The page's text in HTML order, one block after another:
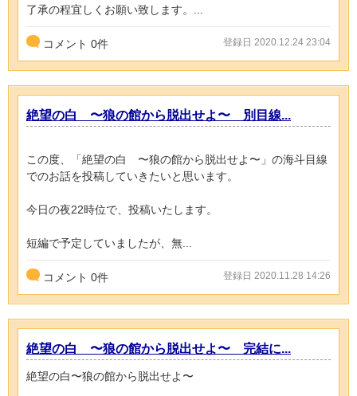
了承の程宜しくお願い致します。...
コメント 0件 登録日 2020.12.24 23:04
絶望の白 〜狼の館から脱出せよ〜 別目線...
この度、「絶望の白 〜狼の館から脱出せよ〜」の海斗目線
でのお話を投稿していきたいと思います。
今日の夜22時位で、投稿いたします。
短編で予定していましたが、無...
コメント 0件 登録日 2020.11.28 14:26
絶望の白 〜狼の館から脱出せよ〜 完結に...
絶望の白〜狼の館から脱出せよ〜